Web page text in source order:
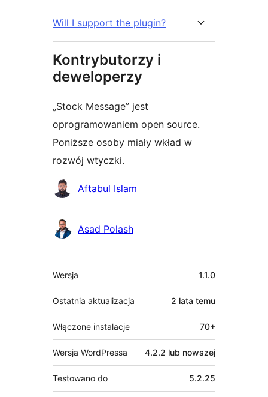
Will I support the plugin?
Kontrybutorzy i
deweloperzy
„Stock Message” jest
oprogramowaniem open source.
Poniższe osoby miały wkład w
rozwój wtyczki.
Zaangażowani
Aftabul Islam
Asad Polash
Meta
Wersja 1.1.0
Ostatnia aktualizacja 2 lata temu
Włączone instalacje 70+
Wersja WordPressa 4.2.2 lub nowszej
Testowano do 5.2.25